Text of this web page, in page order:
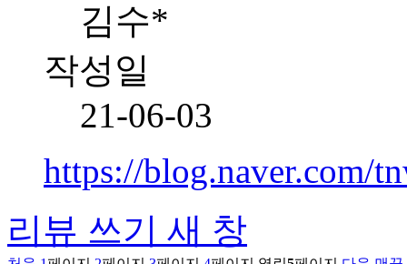
김수*
작성일
21-06-03
https://blog.naver.com/
리뷰 쓰기 새 창